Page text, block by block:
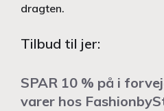
dragten.
Tilbud til jer:
SPAR 10 % på i
varer hos